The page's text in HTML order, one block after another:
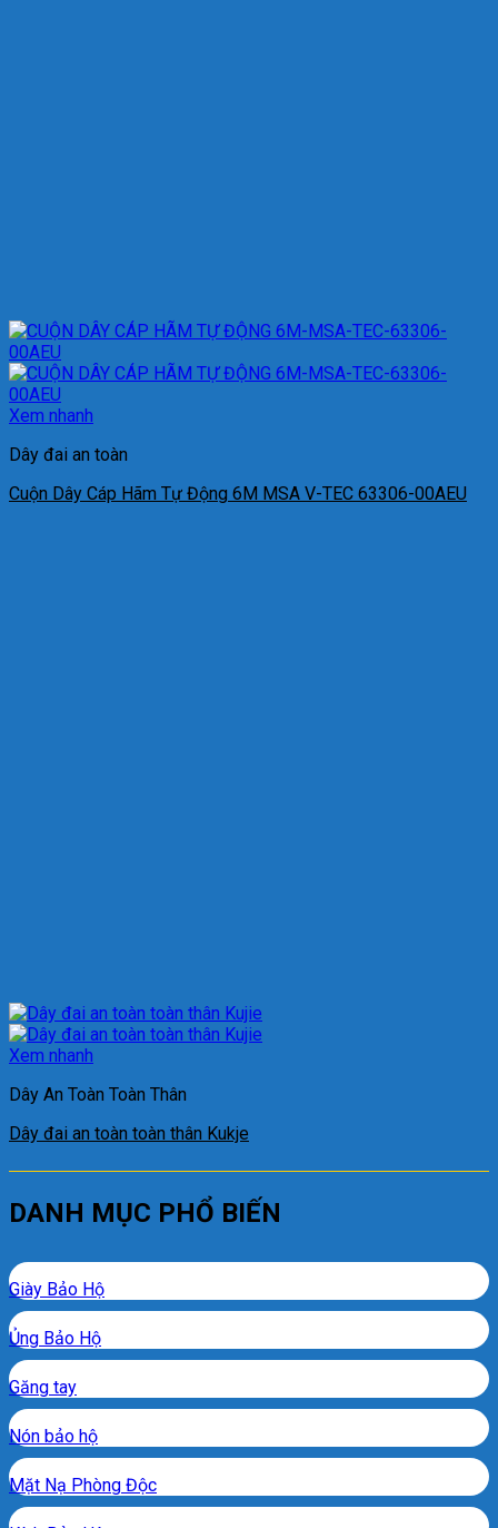
Xem nhanh
Dây đai an toàn
Cuộn Dây Cáp Hãm Tự Động 6M MSA V-TEC 63306-00AEU
Xem nhanh
Dây An Toàn Toàn Thân
Dây đai an toàn toàn thân Kukje
DANH MỤC PHỔ BIẾN
Giày Bảo Hộ
Ủng Bảo Hộ
Găng tay
Nón bảo hộ
Mặt Nạ Phòng Độc